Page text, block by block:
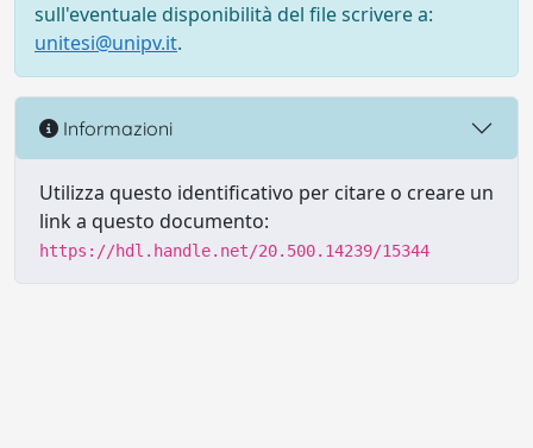
sull'eventuale disponibilità del file scrivere a:
unitesi@unipv.it.
Informazioni
Utilizza questo identificativo per citare o creare un
link a questo documento:
https://hdl.handle.net/20.500.14239/15344